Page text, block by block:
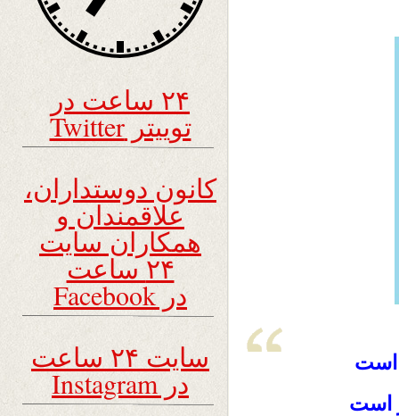
است
است
۲۴ ساعت در
توییتر Twitter
کانون دوستداران،
علاقمندان و
همکاران سایت
۲۴ ساعت
در Facebook
سایت ۲۴ ساعت
در Instagram